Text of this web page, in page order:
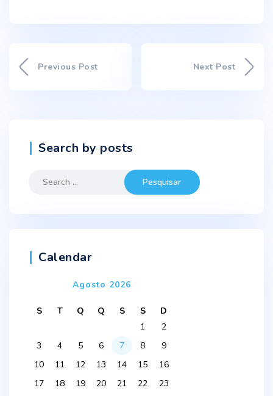
Previous Post Next Post
Search by posts
Search
Calendar
Agosto 2026
S T Q Q S S
D
1
2
3
4 5 6 7 8
9
10
11 12 13 14 15
16
17
18 19 20 21 22
23